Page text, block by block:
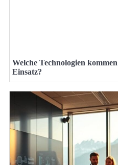
Welche Technologien
Einsatz?